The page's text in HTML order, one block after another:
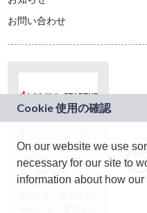
お問い合わせ
ドコモグループの新
規事業創出プログラ
ム「docomo
STARTUP」を通じて
On our website we use
necessary for our site to
information about how our